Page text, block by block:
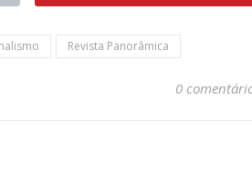
Revista Panorâmica
0